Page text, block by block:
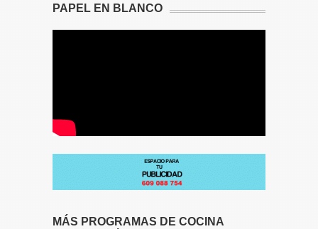
PAPEL EN BLANCO
MÁS PROGRAMAS DE COCINA